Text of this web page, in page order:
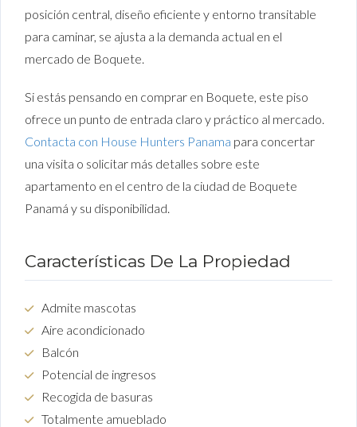
posición central, diseño eficiente y entorno transitable
para caminar, se ajusta a la demanda actual en el
mercado de Boquete.
Si estás pensando en comprar en Boquete, este piso
ofrece un punto de entrada claro y práctico al mercado.
Contacta con House Hunters Panama para concertar
una visita o solicitar más detalles sobre este
apartamento en el centro de la ciudad de Boquete
Panamá y su disponibilidad.
Características De La Propiedad
Admite mascotas
Aire acondicionado
Balcón
Potencial de ingresos
Recogida de basuras
Totalmente amueblado